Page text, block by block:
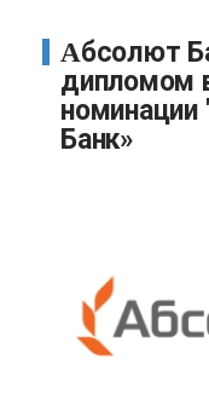
Абсолют Банк был награжден
дипломом
номинации
Банк»